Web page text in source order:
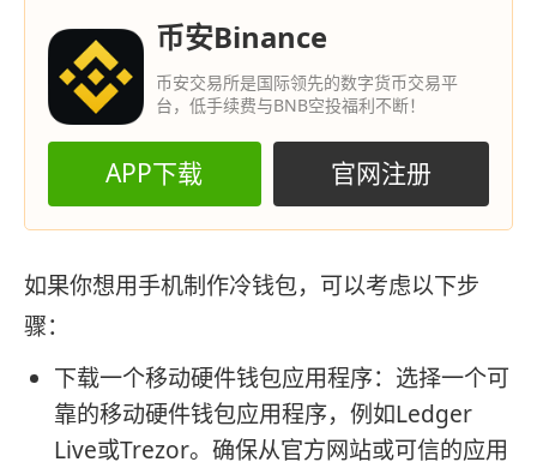
币安Binance
币安交易所是国际领先的数字货币交易平
台，低手续费与BNB空投福利不断！
APP下载 官网注册
如果你想用手机制作冷钱包，可以考虑以下步
骤：
下载一个移动硬件钱包应用程序：选择一个可
靠的移动硬件钱包应用程序，例如Ledger
Live或Trezor。确保从官方网站或可信的应用